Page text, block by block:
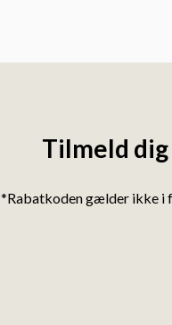
Tilmeld
*Rabatkoden gælder ikke i